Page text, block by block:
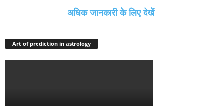
अधिक जानकारी के लिए देखें
Art of prediction in astrology